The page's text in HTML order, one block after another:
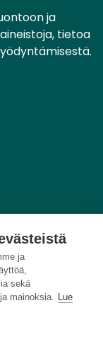
ja
sekä
mainoksia. Lue
ja
tietoa